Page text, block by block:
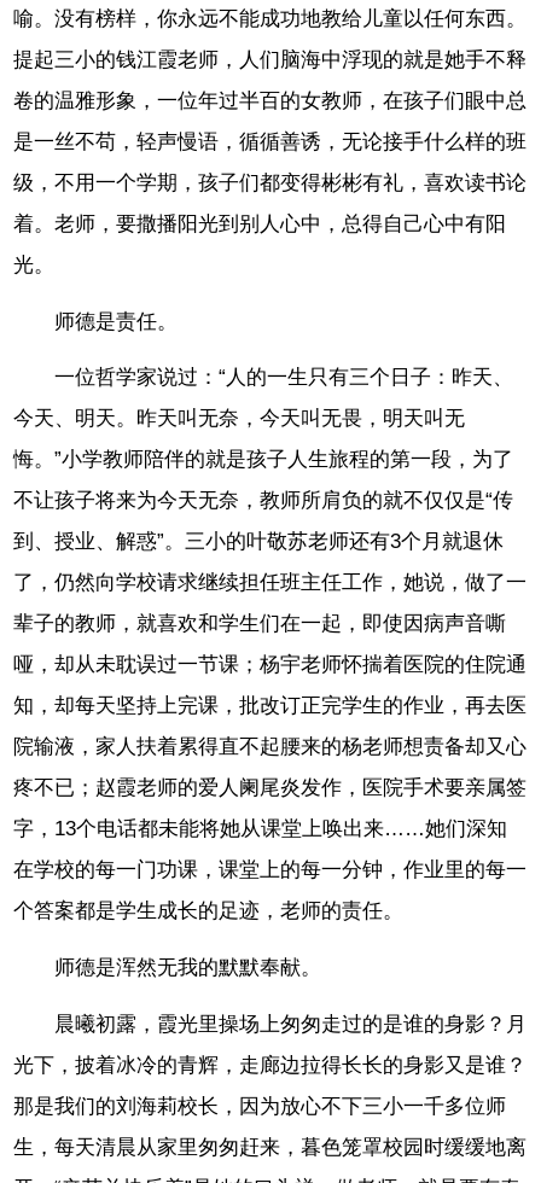
喻。没有榜样，你永远不能成功地教给儿童以任何东西。
提起三小的钱江霞老师，人们脑海中浮现的就是她手不释
卷的温雅形象，一位年过半百的女教师，在孩子们眼中总
是一丝不苟，轻声慢语，循循善诱，无论接手什么样的班
级，不用一个学期，孩子们都变得彬彬有礼，喜欢读书论
着。老师，要撒播阳光到别人心中，总得自己心中有阳
光。
师德是责任。
一位哲学家说过：“人的一生只有三个日子：昨天、
今天、明天。昨天叫无奈，今天叫无畏，明天叫无
悔。”小学教师陪伴的就是孩子人生旅程的第一段，为了
不让孩子将来为今天无奈，教师所肩负的就不仅仅是“传
到、授业、解惑”。三小的叶敬苏老师还有3个月就退休
了，仍然向学校请求继续担任班主任工作，她说，做了一
辈子的教师，就喜欢和学生们在一起，即使因病声音嘶
哑，却从未耽误过一节课；杨宇老师怀揣着医院的住院通
知，却每天坚持上完课，批改订正完学生的作业，再去医
院输液，家人扶着累得直不起腰来的杨老师想责备却又心
疼不已；赵霞老师的爱人阑尾炎发作，医院手术要亲属签
字，13个电话都未能将她从课堂上唤出来……她们深知
在学校的每一门功课，课堂上的每一分钟，作业里的每一
个答案都是学生成长的足迹，老师的责任。
师德是浑然无我的默默奉献。
晨曦初露，霞光里操场上匆匆走过的是谁的身影？月
光下，披着冰冷的青辉，走廊边拉得长长的身影又是谁？
那是我们的刘海莉校长，因为放心不下三小一千多位师
生，每天清晨从家里匆匆赶来，暮色笼罩校园时缓缓地离